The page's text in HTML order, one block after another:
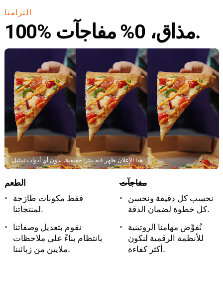
التزامنا
100% مذاق، 0% مفاجآت.
هذا الإعلان ظهر فيه بيتزا حقيقية، بدون أي أدوات تمثيل.
الطعم
فقط مكونات طازجة
لمنتجاتنا.
نقوم بتعديل وصفاتنا
بانتظام بناءً على ملاحظات
ملايين من زبائننا.
مفاجآت
نحسب كل دقيقة ونحسن
كل خطوة لضمان الدقة.
نُفوِّض مهامنا الروتينية
للأنظمة الرقمية لنكون
أكثر كفاءة.